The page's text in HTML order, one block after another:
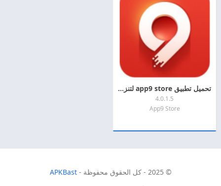
تحميل تطبيق app9 store لتنزيل الالعاب المهكره 2026 اخر اصدار APK للأندرويد
4.0.1.5
App9 Store
© 2025 - كل الحقوق محفوظة - APKBast